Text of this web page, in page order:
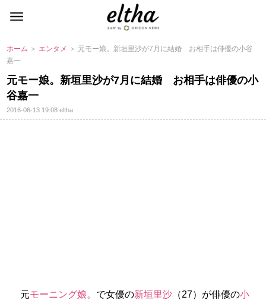
ホーム ＞ エンタメ ＞ 元モー娘。新垣里沙が7月に結婚 お相手は俳優の小谷
嘉一
元モー娘。新垣里沙が7月に結婚 お相手は俳優の小
谷嘉一
2016-06-13 19:08eltha
元モーニング娘。 で女優の新垣里沙（27）が俳優の小